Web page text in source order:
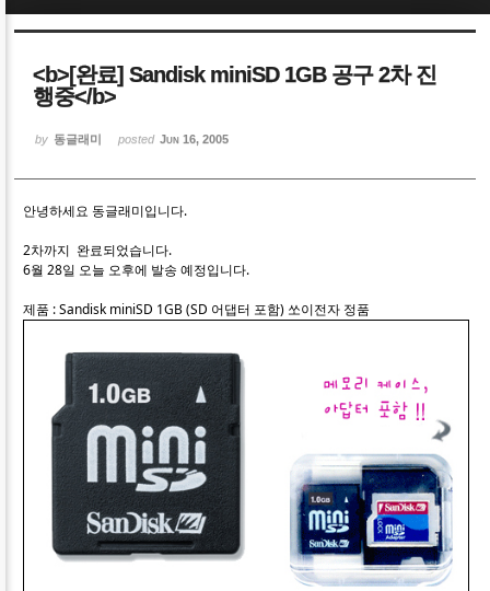
<b>[완료] Sandisk miniSD 1GB 공구 2차 진
행중</b>
by 동글래미 posted Jun 16, 2005
안녕하세요 동글래미입니다.
2차까지 완료되었습니다.
6월 28일 오늘 오후에 발송 예정입니다.
제품 : Sandisk miniSD 1GB (SD 어댑터 포함) 쏘이전자 정품
Sketchbook5, 스케치북5
Sketchbook5, 스케치북5
Sketchbook5, 스케치북5
Sketchbook5, 스케치북5